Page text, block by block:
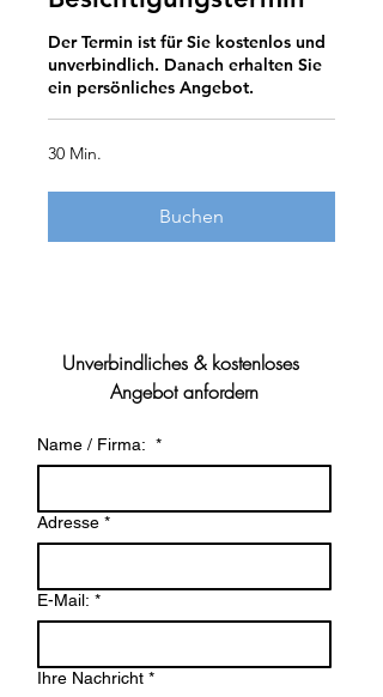
Der Termin ist für Sie kostenlos und
unverbindlich. Danach erhalten Sie
ein persönliches Angebot.
30 Min.
Buchen
Unverbindliches & kostenloses
Angebot anfordern
Name / Firma: *
Adresse *
E-Mail: *
Ihre Nachricht *